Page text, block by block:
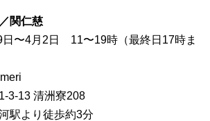
関仁慈
日〜4月2日 11〜19時（最終日17時ま
3-13 清洲寮208
駅より徒歩約3分